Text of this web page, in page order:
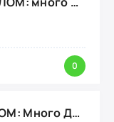
0
Neodori Forever {ВЗЛОМ: Много Денег}